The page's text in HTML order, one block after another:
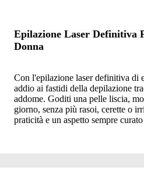
Epilazione Laser Definitiva
Donna
Con l'epilazione laser definitiva di
addio ai fastidi della depilazione
addome. Goditi una pelle liscia,
giorno, senza più rasoi, cerette o
praticità e un aspetto sempre